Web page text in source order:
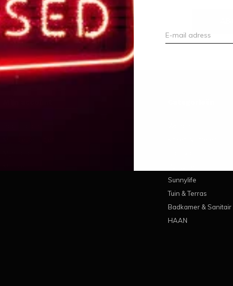
Sunnylife
Tuin & Terras
Badkamer & Sanitair
HAAN